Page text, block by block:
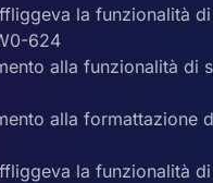
la funzionalità
624
alla funzionalità di
alla formattazione
la funzionalità